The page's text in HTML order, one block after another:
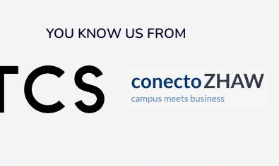
YOU KNOW US FROM